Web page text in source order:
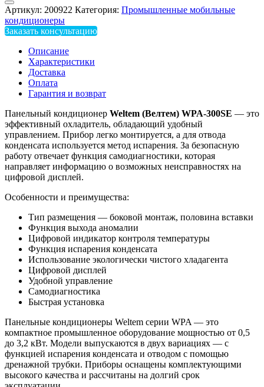
Артикул: 200922 Категория: Промышленные мобильные
кондиционеры
Заказать консультацию
Описание
Характеристики
Доставка
Оплата
Гарантия и возврат
Панельный кондиционер Weltem (Велтем) WPA-300SE — это
эффективный охладитель, обладающий удобный
управлением. Прибор легко монтируется, а для отвода
конденсата используется метод испарения. За безопасную
работу отвечает функция самодиагностики, которая
направляет информацию о возможных неисправностях на
цифровой дисплей.
Особенности и преимущества:
Тип размещения — боковой монтаж, половина вставки
Функция выхода аномалии
Цифровой индикатор контроля температуры
Функция испарения конденсата
Использование экологически чистого хладагента
Цифровой дисплей
Удобной управление
Самодиагностика
Быстрая установка
Панельные кондиционеры Weltem серии WPA — это
компактное промышленное оборудование мощностью от 0,5
до 3,2 кВт. Модели выпускаются в двух вариациях — с
функцией испарения конденсата и отводом с помощью
дренажной трубки. Приборы оснащены комплектующими
высокого качества и рассчитаны на долгий срок